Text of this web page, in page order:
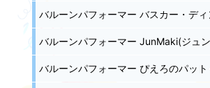
バルーンパフォーマー バスカー・デ
バルーンパフォーマー JunMaki(ジュ
バルーンパフォーマー ぴえろのパッ